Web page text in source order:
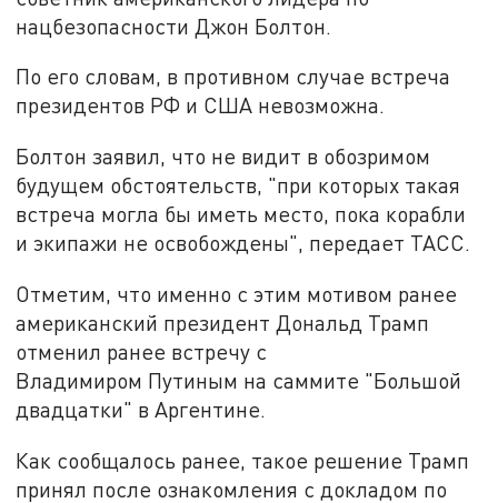
нацбезопасности Джон Болтон.
По его словам, в противном случае встреча
президентов РФ и США невозможна.
Болтон заявил, что не видит в обозримом
будущем обстоятельств, "при которых такая
встреча могла бы иметь место, пока корабли
и экипажи не освобождены", передает ТАСС.
Отметим, что именно с этим мотивом ранее
американский президент Дональд Трамп
отменил ранее встречу с
Владимиром Путиным на саммите "Большой
двадцатки" в Аргентине.
Как сообщалось ранее, такое решение Трамп
принял после ознакомления с докладом по